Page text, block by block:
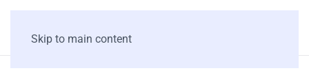
Skip to main content